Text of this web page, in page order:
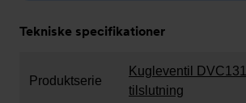
Tekniske specifikationer
Produktserie
Kugleventil
tilslutning